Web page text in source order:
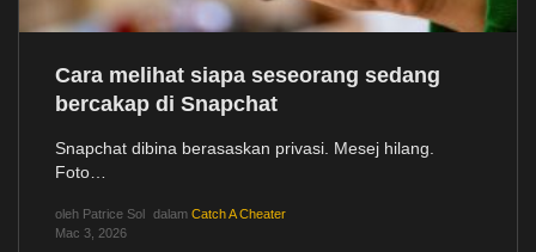
Cara melihat siapa seseorang sedang
bercakap di Snapchat
Snapchat dibina berasaskan privasi. Mesej hilang.
Foto…
oleh Patrice Sol dalam Catch A Cheater
Mac 3, 2026